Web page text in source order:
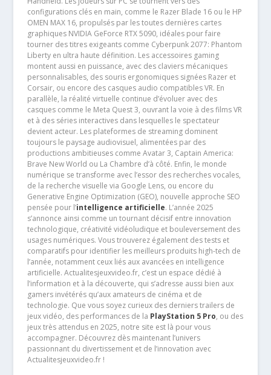
configurations clés en main, comme le Razer Blade 16 ou le HP
OMEN MAX 16, propulsés par les toutes dernières cartes
graphiques NVIDIA GeForce RTX 5090, idéales pour faire
tourner des titres exigeants comme Cyberpunk 2077: Phantom
Liberty en ultra haute définition. Les accessoires gaming
montent aussi en puissance, avec des claviers mécaniques
personnalisables, des souris ergonomiques signées Razer et
Corsair, ou encore des casques audio compatibles VR. En
parallèle, la réalité virtuelle continue d’évoluer avec des
casques comme le Meta Quest 3, ouvrant la voie à des films VR
et à des séries interactives dans lesquelles le spectateur
devient acteur. Les plateformes de streaming dominent
toujours le paysage audiovisuel, alimentées par des
productions ambitieuses comme Avatar 3, Captain America:
Brave New World ou La Chambre d’à côté. Enfin, le monde
numérique se transforme avec l’essor des recherches vocales,
de la recherche visuelle via Google Lens, ou encore du
Generative Engine Optimization (GEO), nouvelle approche SEO
pensée pour l’intelligence artificielle. L’année 2025
s’annonce ainsi comme un tournant décisif entre innovation
technologique, créativité vidéoludique et bouleversement des
usages numériques. Vous trouverez également des tests et
comparatifs pour identifier les meilleurs produits high-tech de
l’année, notamment ceux liés aux avancées en intelligence
artificielle. Actualitesjeuxvideo.fr, c’est un espace dédié à
l’information et à la découverte, qui s’adresse aussi bien aux
gamers invétérés qu’aux amateurs de cinéma et de
technologie. Que vous soyez curieux des derniers trailers de
jeux vidéo, des performances de la PlayStation 5 Pro, ou des
jeux très attendus en 2025, notre site est là pour vous
accompagner. Découvrez dès maintenant l’univers
passionnant du divertissement et de l’innovation avec
Actualitesjeuxvideo.fr !